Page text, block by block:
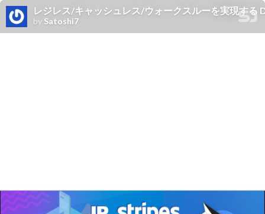
レジレス/キャッシュレス/ウォークスルーを実現する
by Satoshi7